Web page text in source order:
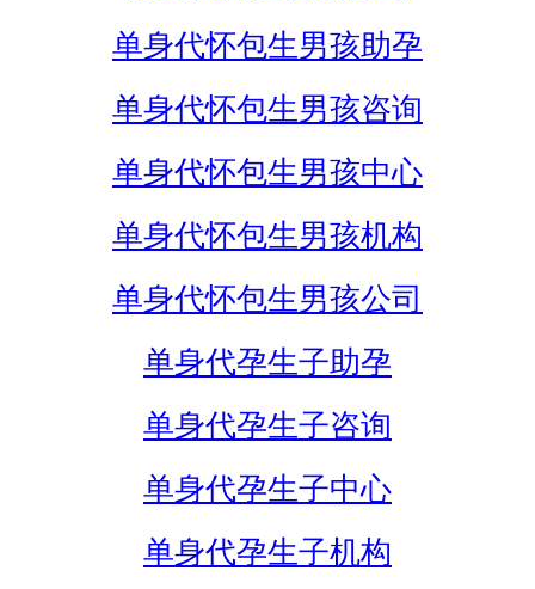
单身代怀包生男孩助孕
单身代怀包生男孩咨询
单身代怀包生男孩中心
单身代怀包生男孩机构
单身代怀包生男孩公司
单身代孕生子助孕
单身代孕生子咨询
单身代孕生子中心
单身代孕生子机构